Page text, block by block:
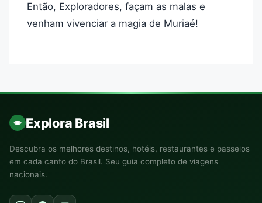
Então, Exploradores, façam as malas e
venham vivenciar a magia de Muriaé!
Explora Brasil
Descubra os melhores destinos, hotéis, restaurantes e passeios
em cada canto do Brasil. Seu guia completo de viagens
nacionais.